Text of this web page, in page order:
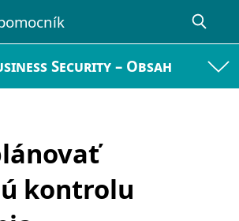
Security – Obsah
kontrolu